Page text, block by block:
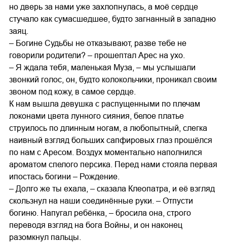
но дверь за нами уже захлопнулась, а моё сердце
стучало как сумасшедшее, будто загнанный в западню
заяц.
– Богине Судьбы не отказывают, разве тебе не
говорили родители? – прошептал Арес на ухо.
– Я ждала тебя, маленькая Муза, – мы услышали
звонкий голос, он, будто колокольчики, проникал своим
звоном под кожу, в самое сердце.
К нам вышла девушка с распущенными по плечам
локонами цвета лунного сияния, белое платье
струилось по длинным ногам, а любопытный, слегка
наивный взгляд больших сапфировых глаз прошёлся
по нам с Аресом. Воздух моментально наполнился
ароматом спелого персика. Перед нами стояла первая
ипостась богини – Рождение.
– Долго же ты ехала, – сказала Клеопатра, и её взгляд
скользнул на наши соединённые руки. – Отпусти
богиню. Напугал ребёнка, – бросила она, строго
переводя взгляд на бога Войны, и он наконец
разомкнул пальцы.